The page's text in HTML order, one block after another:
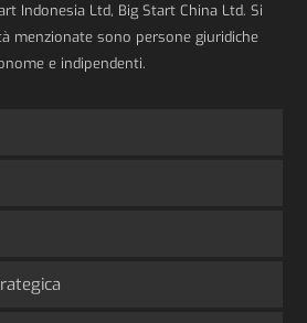
Indonesia Ltd, Big Start China Ltd. Si
menzionate sono persone giuridiche
e indipendenti.